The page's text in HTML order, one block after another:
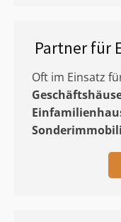
Partner für
Oft im Einsatz